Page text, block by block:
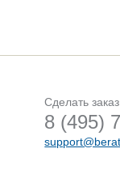
Сделать
8 (495)